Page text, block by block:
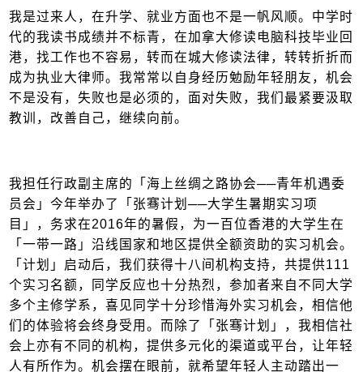
我是过来人，在升学、就业方面也不是一帆风顺。中学时
代的我读书成绩并不标青，在加拿大修读电脑科技毕业回
港，找工作也不容易，转而在城大修读法律，转转折折而
成为执业大律师。我常常以自身经历勉励年轻朋友，机会
不是没有，失败也是必须的，面对失败，我们最紧要汲取
教训，改善自己，继续向前。
我担任行政副主席的「海上丝绸之路协会──青年机遇委
员会」今年举办了「张骞计划──大学生暑期实习项
目」，务求在2016年的暑假，为一百位香港的大学生在
「一带一路」沿线国家和地区提供全额资助的实习机会。
「计划」启动后，我们获得十八间机构支持，共提供111
个实习名额，同学反应也十分热烈，参加者来自不同大学
多个主修学系，喜见同学十分珍惜海外实习机会，相信他
们的体验将会终身受用。而除了「张骞计划」，我相信社
会上亦有不同的机构，提供多元化的渠道或平台，让年轻
人有所作为。机会摆在眼前，就希望年轻人主动踏出一